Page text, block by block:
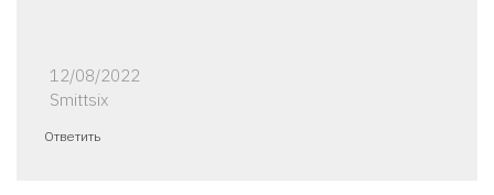
12/08/2022
Smittsix
Ответить